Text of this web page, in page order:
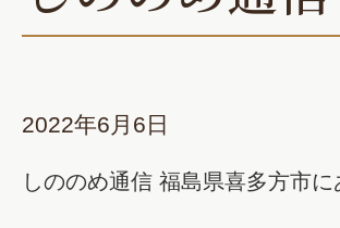
2022年6月6日
しののめ通信 福島県喜多方市